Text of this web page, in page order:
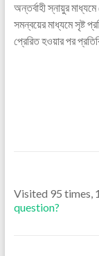
অন্তর্বাহী স্নায়ুর মাধ্যমে
সমন্বয়ের মাধ্যমে সৃষ্ট
প্রেরিত হওয়ার পর
Visited 95 times,
question?